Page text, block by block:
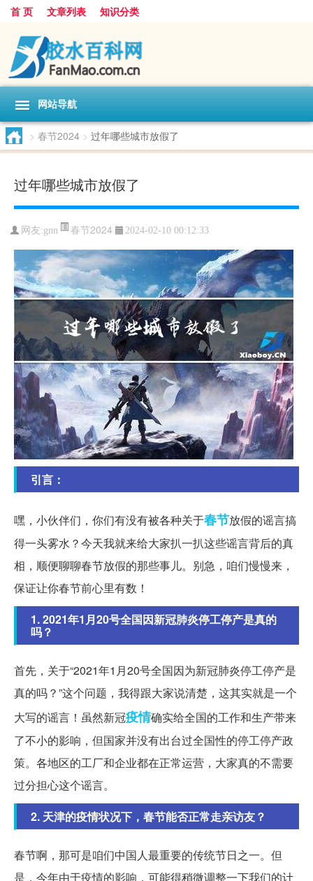
首 页 文章列表 知识分类
网站导航
> 春节2024 > 过年哪些城市放假了
过年哪些城市放假了
网友:gnn 春节2024 2024-02-10 00:12:33
引言：
嘿，小伙伴们，你们有没有被各种关于春节放假的谣言搞
得一头雾水？今天我就来给大家扒一扒这些谣言背后的真
相，顺便聊聊春节放假的那些事儿。别急，咱们慢慢来，
保证让你春节前心里有数！
1. 2021年1月20号全国因新冠肺炎停工停产是真的
吗？
首先，关于“2021年1月20号全国因为新冠肺炎停工停产是
真的吗？”这个问题，我得跟大家说清楚，这其实就是一个
大写的谣言！虽然新冠疫情确实给全国的工作和生产带来
了不小的影响，但国家并没有出台过全国性的停工停产政
策。各地区的工厂和企业都在正常运营，大家真的不需要
过分担心这个谣言。
2. 天津的疫情状况下，春节能否正常走亲访友？
春节啊，那可是咱们中国人最重要的传统节日之一。但
是，今年由于疫情的影响，可能得稍微调整一下我们的计